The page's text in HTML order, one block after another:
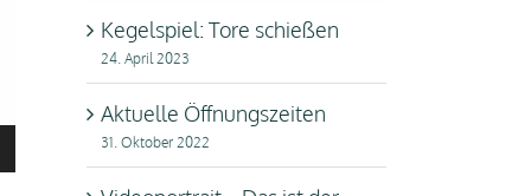
Kegelspiel: Tore schießen
24. April 2023
Aktuelle Öffnungszeiten
31. Oktober 2022